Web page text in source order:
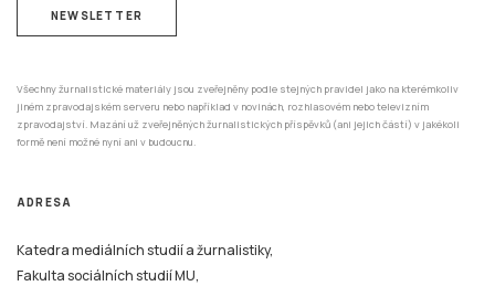
NEWSLETTER
Všechny žurnalistické materiály jsou zveřejněny podle stejných pravidel jako na kterémkoliv
jiném zpravodajském serveru nebo například v novinách, rozhlasovém nebo televizním
zpravodajství. Mazání už zveřejněných žurnalistických příspěvků (ani jejich částí) v jakékoli
formě není možné nyní ani v budoucnu.
ADRESA
Katedra mediálních studií a žurnalistiky,
Fakulta sociálních studií MU,